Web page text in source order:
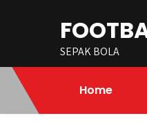
SEPAK BOLA
Home